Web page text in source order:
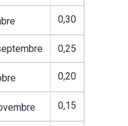
0,30
0,25
0,20
0,15